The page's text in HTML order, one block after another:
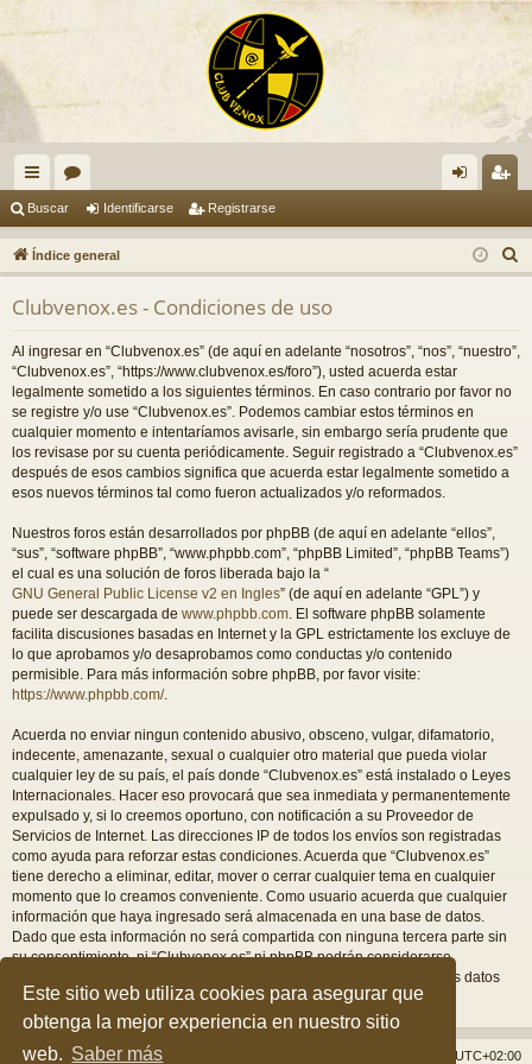
Este sitio web utiliza cookies para asegurar que
obtenga la mejor experiencia en nuestro sitio
web. Saber más
nl
ac
es
rá
pi
do
s
or
os nti
fic
se
ist
ra
e
Buscar Identificarse Registrarse
Índice general
u
Clubvenox.es - Condiciones de uso
Al ingresar en “Clubvenox.es” (de aquí en adelante “nosotros”, “nos”, “nuestro”,
“Clubvenox.es”, “https://www.clubvenox.es/foro”), usted acuerda estar
legalmente sometido a los siguientes términos. En caso contrario por favor no
se registre y/o use “Clubvenox.es”. Podemos cambiar estos términos en
cualquier momento e intentaríamos avisarle, sin embargo sería prudente que
los revisase por su cuenta periódicamente. Seguir registrado a “Clubvenox.es”
después de esos cambios significa que acuerda estar legalmente sometido a
esos nuevos términos tal como fueron actualizados y/o reformados.
Nuestros foros están desarrollados por phpBB (de aquí en adelante “ellos”,
“sus”, “software phpBB”, “www.phpbb.com”, “phpBB Limited”, “phpBB Teams”)
el cual es una solución de foros liberada bajo la “
GNU General Public License v2 en Ingles” (de aquí en adelante “GPL”) y
puede ser descargada de www.phpbb.com . El software phpBB solamente
facilita discusiones basadas en Internet y la GPL estrictamente los excluye de
lo que aprobamos y/o desaprobamos como conductas y/o contenido
permisible. Para más información sobre phpBB, por favor visite:
https://www.phpbb.com/.
Acuerda no enviar ningun contenido abusivo, obsceno, vulgar, difamatorio,
indecente, amenazante, sexual o cualquier otro material que pueda violar
cualquier ley de su país, el país donde “Clubvenox.es” está instalado o Leyes
Internacionales. Hacer eso provocará que sea inmediata y permanentemente
expulsado y, si lo creemos oportuno, con notificación a su Proveedor de
Servicios de Internet. Las direcciones IP de todos los envíos son registradas
como ayuda para reforzar estas condiciones. Acuerda que “Clubvenox.es”
tiene derecho a eliminar, editar, mover o cerrar cualquier tema en cualquier
momento que lo creamos conveniente. Como usuario acuerda que cualquier
información que haya ingresado será almacenada en una base de datos.
Dado que esta información no será compartida con ninguna tercera parte sin
su consentimiento, ni “Clubvenox.es” ni phpBB podrán considerarse
responsables por cualquier intento de hacking que conlleve a que los datos
sean comprometidos.
Índice general UTC+02:00